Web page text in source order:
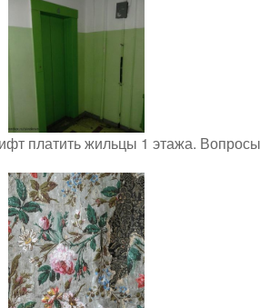
платить жильцы 1 этажа. Вопросы